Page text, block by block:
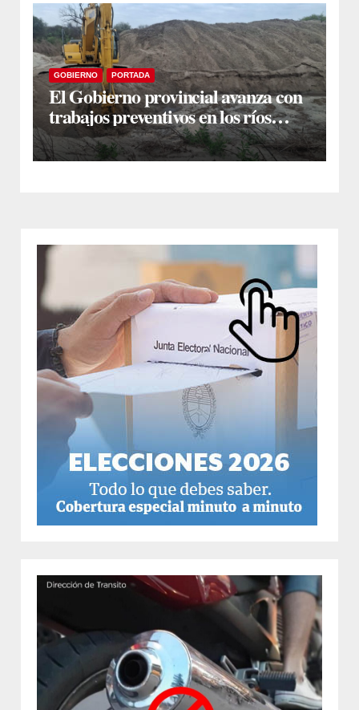
GOBIERNO PORTADA
El Gobierno provincial avanza con
trabajos preventivos en los ríos
Dulce y Salado y en los Bajos
Submeridionales